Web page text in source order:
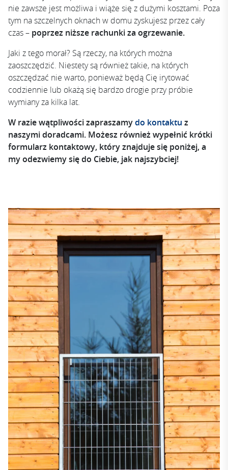
nie zawsze jest możliwa i wiąże się z dużymi kosztami. Poza
tym na szczelnych oknach w domu zyskujesz przez cały
czas – poprzez niższe rachunki za ogrzewanie.
Jaki z tego morał? Są rzeczy, na których można
zaoszczędzić. Niestety są również takie, na których
oszczędzać nie warto, ponieważ będą Cię irytować
codziennie lub okażą się bardzo drogie przy próbie
wymiany za kilka lat.
W razie wątpliwości zapraszamydo kontaktu z
naszymi doradcami. Możesz również wypełnić krótki
formularz kontaktowy, który znajduje się poniżej, a
my odezwiemy się do Ciebie, jak najszybciej!